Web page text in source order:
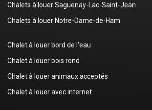
Chalets à louer Saguenay-Lac-Saint-Jean
Chalets à louer Notre-Dame-de-Ham
Chalet à louer bord de l'eau
Chalet à louer bois rond
Chalet à louer animaux acceptés
Chalet à louer avec internet